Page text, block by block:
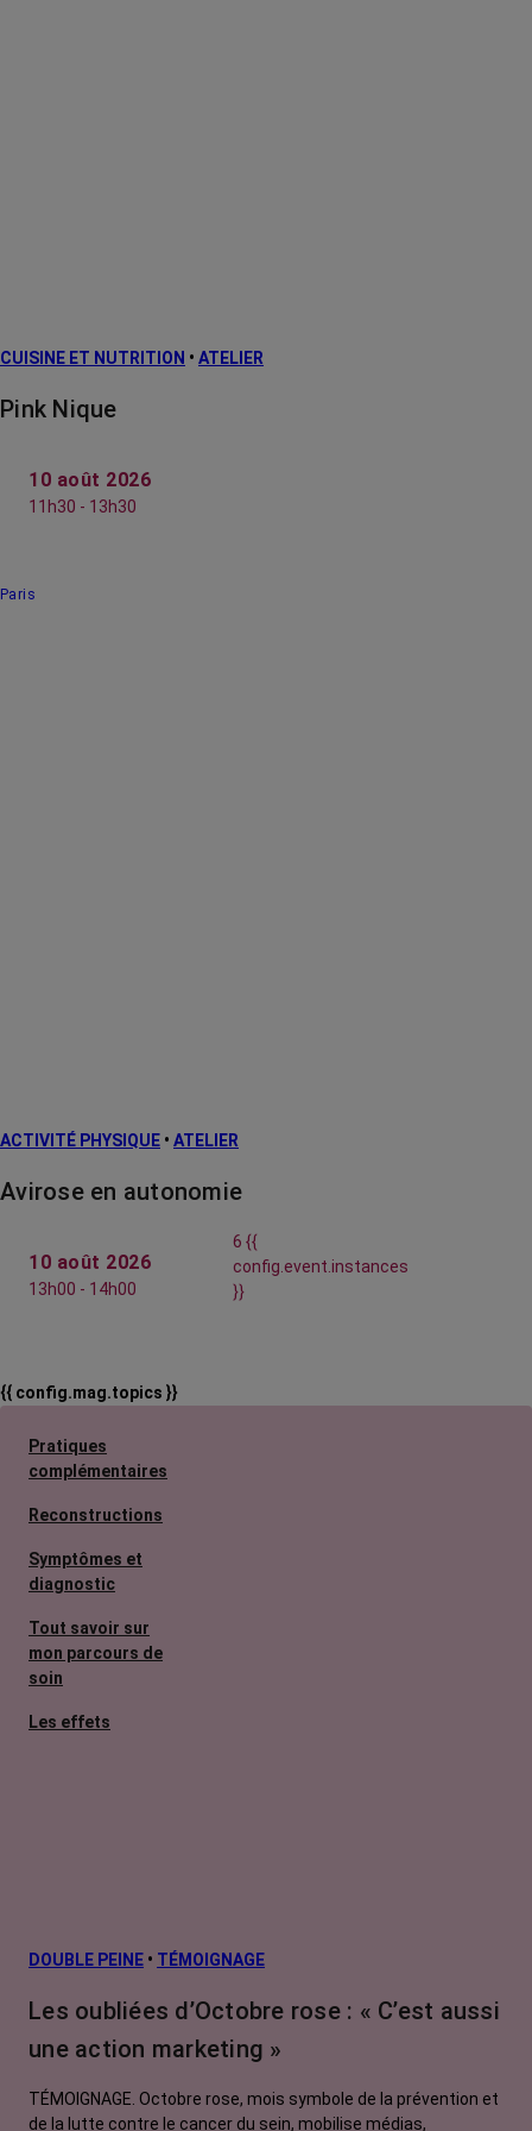
CUISINE ET NUTRITION • ATELIER
Pink Nique
10 août 2026
11h30 - 13h30
Paris
ACTIVITÉ PHYSIQUE • ATELIER
Avirose en autonomie
10 août 2026
13h00 - 14h00
6 {{
config.event.instances
}}
{{ config.mag.topics }}
Pratiques
complémentaires
Reconstructions
Symptômes et
diagnostic
Tout savoir sur
mon parcours de
soin
Les effets
L’après cancer
Traitements
contre le cancer
DOUBLE PEINE • TÉMOIGNAGE
Les oubliées d’Octobre rose : « C’est aussi
une action marketing »
TÉMOIGNAGE. Octobre rose, mois symbole de la prévention et
de la lutte contre le cancer du sein, mobilise médias,